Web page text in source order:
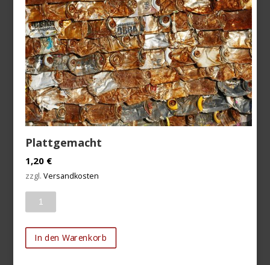
Plattgemacht
1,20 €
zzgl.Versandkosten
In den Warenkorb